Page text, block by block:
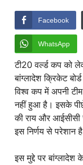
Facebook
WhatsApp
टी20 वर्ल्ड कप को
बांग्लादेश क्रिकेट
विश्व कप में अपनी
नहीं हुआ है। इसके
की राय और आईसीसी
इस निर्णय से परेशान
इस मुद्दे पर